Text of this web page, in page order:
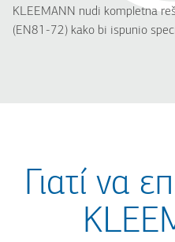
KLEEMANN nudi kompletna
(EN81-72) kako bi ispunio
Γιατί να